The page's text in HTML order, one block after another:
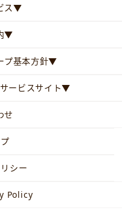
ス▼
▼
プ基本方針▼
ービスサイト▼
せ
シー
Policy